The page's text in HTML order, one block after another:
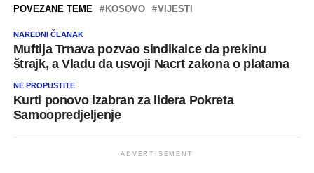
POVEZANE TEME KOSOVO VIJESTI
NAREDNI ČLANAK
Muftija Trnava pozvao sindikalce da prekinu
štrajk, a Vladu da usvoji Nacrt zakona o platama
NE PROPUSTITE
Kurti ponovo izabran za lidera Pokreta
Samoopredjeljenje
ADVERTISEMENT